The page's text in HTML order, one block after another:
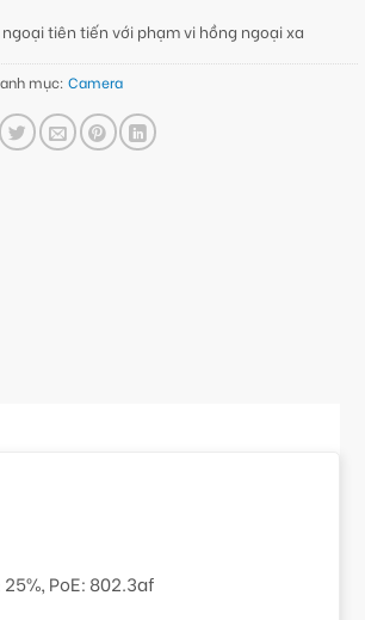
tiên tiến với phạm vi hồng ngoại xa
mục: Camera
PoE: 802.3af